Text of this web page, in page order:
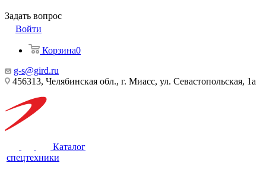
Задать вопрос
Войти
Корзина0
g-s@gird.ru
456313, Челябинская обл., г. Миасс, ул. Севастопольская, 1а
Каталог
спецтехники